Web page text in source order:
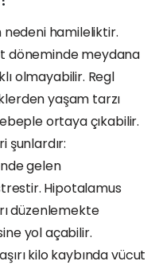
nedeni hamileliktir.
döneminde meydana
olmayabilir. Regl
yaşam tarzı
ortaya çıkabilir.
şunlardır:
gelen
Hipotalamus
düzenlemekte
yol açabilir.
kilo kaybında vücut